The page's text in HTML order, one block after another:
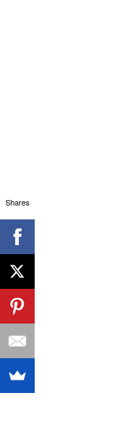
Shares